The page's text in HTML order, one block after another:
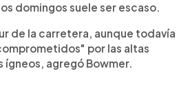
domingos suele ser escaso.
de la carretera, aunque todavía
por las altas
agregó Bowmer.